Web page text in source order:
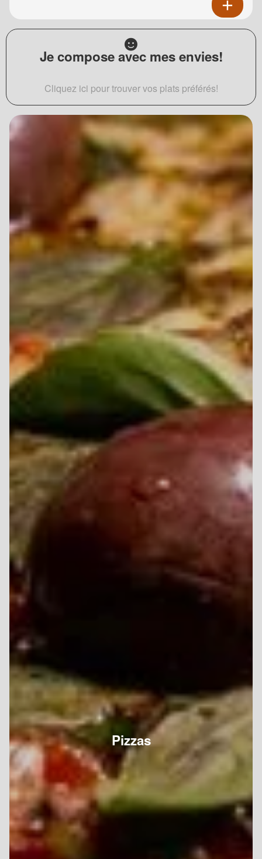
Je compose avec mes envies!
Cliquez ici pour trouver vos plats préférés!
Pizzas